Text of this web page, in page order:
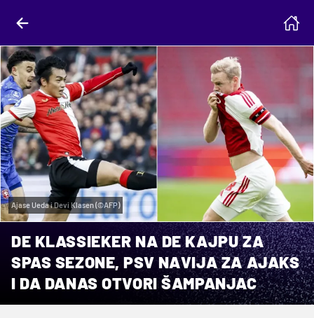
Ajase Ueda i Devi Klasen (©AFP)
DE KLASSIEKER NA DE KAJPU ZA
SPAS SEZONE, PSV NAVIJA ZA AJAKS
I DA DANAS OTVORI ŠAMPANJAC